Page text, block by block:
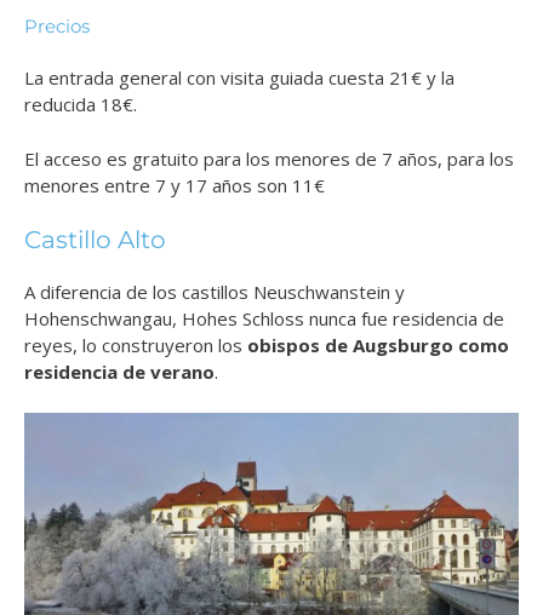
Precios
La entrada general con visita guiada cuesta 21€ y la
reducida 18€.
El acceso es gratuito para los menores de 7 años, para los
menores entre 7 y 17 años son 11€
Castillo Alto
A diferencia de los castillos Neuschwanstein y
Hohenschwangau, Hohes Schloss nunca fue residencia de
reyes, lo construyeron los obispos de Augsburgo como
residencia de verano.